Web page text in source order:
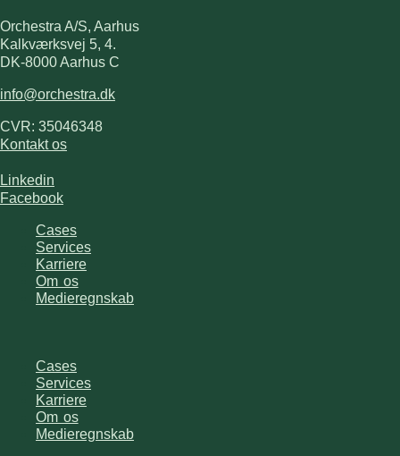
Orchestra A/S, Aarhus
Kalkværksvej 5, 4.
DK-8000 Aarhus C
info@orchestra.dk
CVR: 35046348
Kontakt os
Linkedin
Facebook
Cases
Services
Karriere
Om os
Medieregnskab
Cases
Services
Karriere
Om os
Medieregnskab